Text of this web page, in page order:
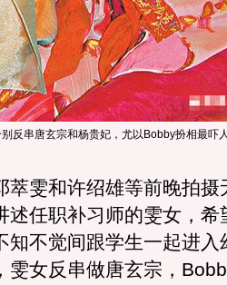
反串唐玄宗和杨贵妃，尤以Bobby扮相最吓
雯和许绍雄等前晚拍摄
述任职补习师的雯女，希
知不觉间跟学生一起进入
雯女反串做唐玄宗，